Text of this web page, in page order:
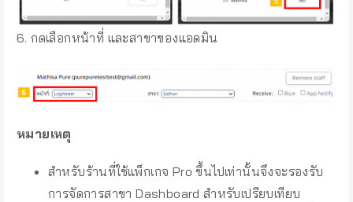
6. กดเลือกหน้าที่ และสาขาของแอดมิน
หมายเหตุ
สำหรับร้านที่ใช้แพ็กเกจ Pro ขึ้นไปเท่านั้นจึงจะรองรับ
การจัดการสาขา Dashboard สำหรับเปรียบเทียบ